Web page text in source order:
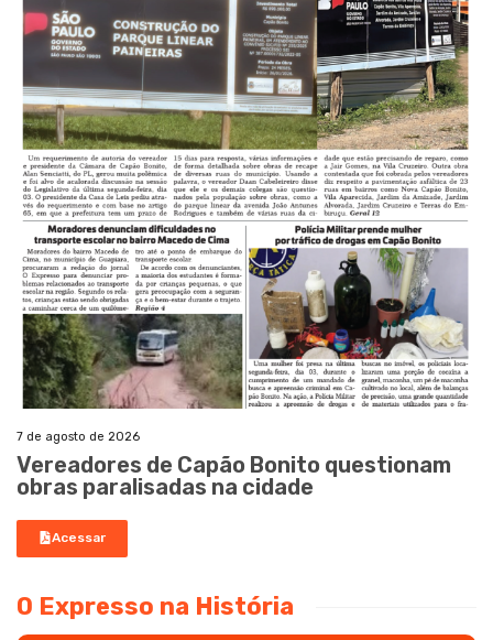
7 de agosto de 2026
Vereadores de Capão Bonito questionam
obras paralisadas na cidade
Acessar
O Expresso na História